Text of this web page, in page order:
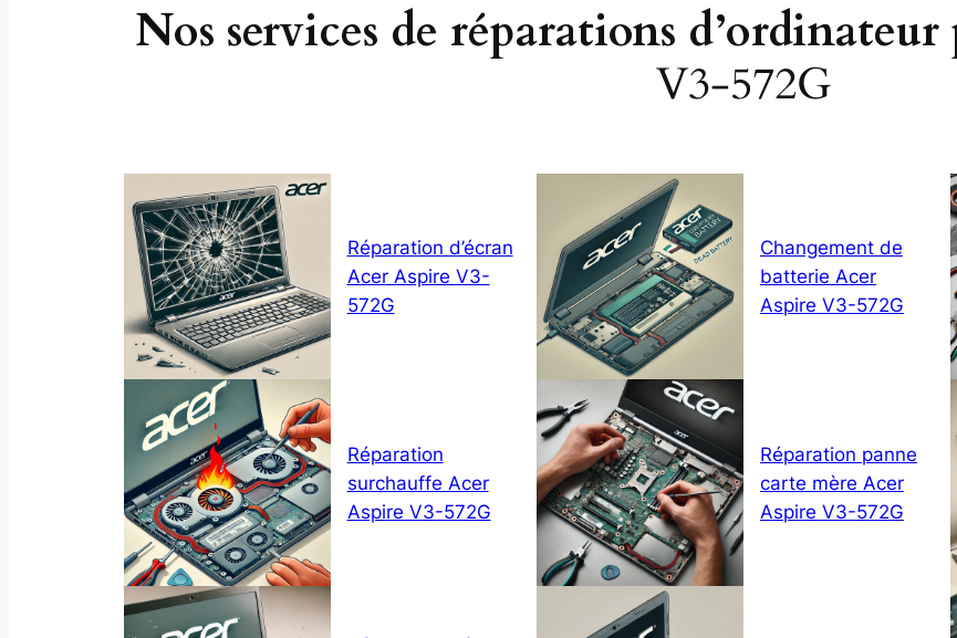
Nos services de réparations
V3-572G
Réparation d’écran
Acer Aspire V3-
572G
Changement de
batterie Acer
Aspire V3-572G
Réparation
surchauffe Acer
Aspire V3-572G
Réparation panne
carte mère Acer
Aspire V3-572G